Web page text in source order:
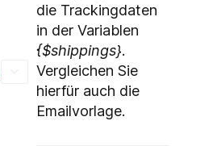
die Trackingdaten
in der Variablen
{$shippings}.
Vergleichen Sie
hierfür auch die
Emailvorlage.